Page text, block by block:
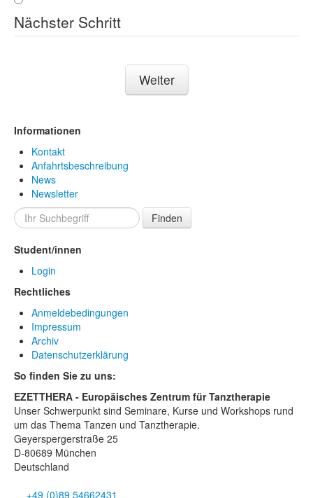
Nächster Schritt
Weiter
Informationen
Kontakt
Anfahrtsbeschreibung
News
Newsletter
Finden
Student/innen
Login
Rechtliches
Anmeldebedingungen
Impressum
Archiv
Datenschutzerklärung
So finden Sie zu uns:
EZETTHERA - Europäisches Zentrum für Tanztherapie
Unser Schwerpunkt sind Seminare, Kurse und Workshops rund
um das Thema Tanzen und Tanztherapie.
Geyerspergerstraße 25
D-80689 München
Deutschland
+49 (0)89 54662431